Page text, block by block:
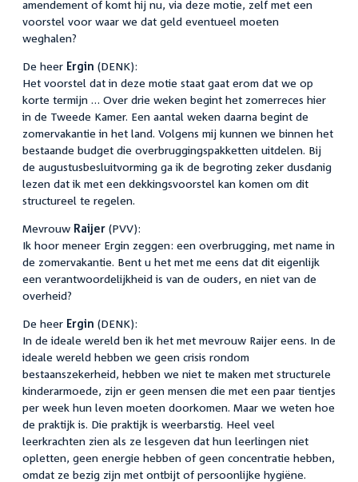
amendement of komt hij nu, via deze motie, zelf met een
voorstel voor waar we dat geld eventueel moeten
weghalen?
De heer Ergin (DENK):
Het voorstel dat in deze motie staat gaat erom dat we op
korte termijn … Over drie weken begint het zomerreces hier
in de Tweede Kamer. Een aantal weken daarna begint de
zomervakantie in het land. Volgens mij kunnen we binnen het
bestaande budget die overbruggingspakketten uitdelen. Bij
de augustusbesluitvorming ga ik de begroting zeker dusdanig
lezen dat ik met een dekkingsvoorstel kan komen om dit
structureel te regelen.
Mevrouw Raijer (PVV):
Ik hoor meneer Ergin zeggen: een overbrugging, met name in
de zomervakantie. Bent u het met me eens dat dit eigenlijk
een verantwoordelijkheid is van de ouders, en niet van de
overheid?
De heer Ergin (DENK):
In de ideale wereld ben ik het met mevrouw Raijer eens. In de
ideale wereld hebben we geen crisis rondom
bestaanszekerheid, hebben we niet te maken met structurele
kinderarmoede, zijn er geen mensen die met een paar tientjes
per week hun leven moeten doorkomen. Maar we weten hoe
de praktijk is. Die praktijk is weerbarstig. Heel veel
leerkrachten zien als ze lesgeven dat hun leerlingen niet
opletten, geen energie hebben of geen concentratie hebben,
omdat ze bezig zijn met ontbijt of persoonlijke hygiëne.